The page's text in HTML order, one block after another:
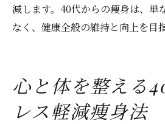
減します。40代からの痩身は、単
なく、健康全般の維持と向上を目
心と体を整える
レス軽減痩身法